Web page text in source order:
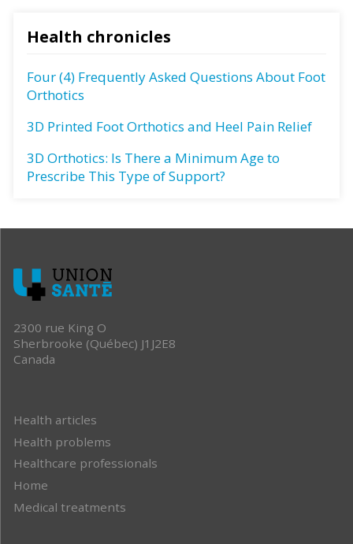
Health chronicles
Four (4) Frequently Asked Questions About Foot
Orthotics
3D Printed Foot Orthotics and Heel Pain Relief
3D Orthotics: Is There a Minimum Age to
Prescribe This Type of Support?
2300 rue King O
Sherbrooke (Québec) J1J2E8
Canada
Health articles
Health problems
Healthcare professionals
Home
Medical treatments